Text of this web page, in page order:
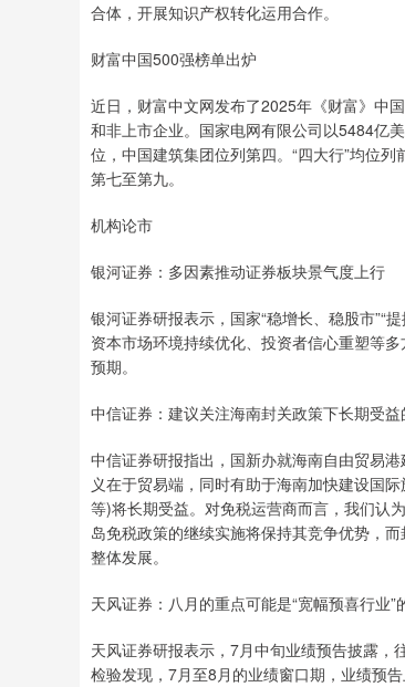
合体，开展知识产权转化运用合作。
财富中国500强榜单出炉
近日，财富中文网发布了2025年《财富》中
和非上市企业。国家电网有限公司以5484亿
位，中国建筑集团位列第四。“四大行”均位
第七至第九。
机构论市
银河证券：多因素推动证券板块景气度上行
银河证券研报表示，国家“稳增长、稳股市”“
资本市场环境持续优化、投资者信心重塑等
预期。
中信证券：建议关注海南封关政策下长期受
中信证券研报指出，国新办就海南自由贸易
义在于贸易端，同时有助于海南加快建设国
等)将长期受益。对免税运营商而言，我们认
岛免税政策的继续实施将保持其竞争优势，
整体发展。
天风证券：八月的重点可能是“宽幅预喜行业”
天风证券研报表示，7月中旬业绩预告披露，
检验发现，7月至8月的业绩窗口期，业绩预